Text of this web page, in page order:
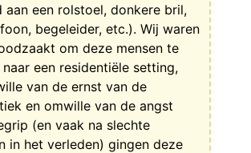
aan een rolstoel, donkere bril,
begeleider, etc.). Wij waren
om deze mensen te
een residentiële setting,
van de ernst van de
en omwille van de angst
(en vaak na slechte
in het verleden) gingen deze